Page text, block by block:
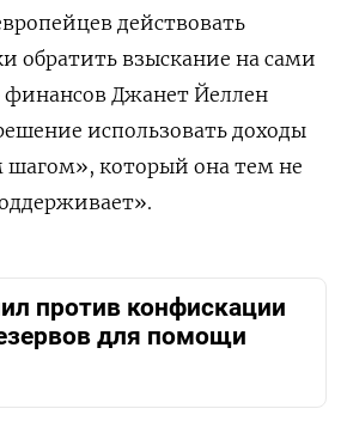
действовать
обратить взыскание на сами
Джанет Йеллен
использовать доходы
который она тем не
против конфискации
для помощи